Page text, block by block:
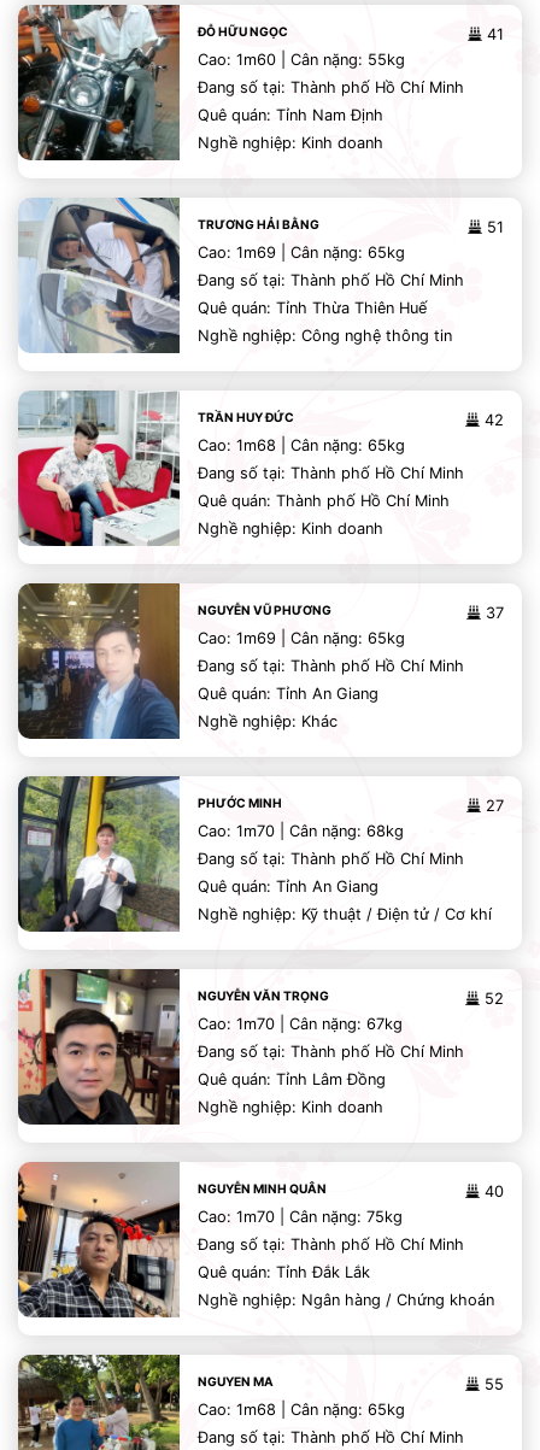
41
ĐỖ HỮU NGỌC
Cao: 1m60 | Cân nặng: 55kg
Đang số tại: Thành phố Hồ Chí Minh
Quê quán: Tỉnh Nam Định
Nghề nghiệp: Kinh doanh
51
TRƯƠNG HẢI BẰNG
Cao: 1m69 | Cân nặng: 65kg
Đang số tại: Thành phố Hồ Chí Minh
Quê quán: Tỉnh Thừa Thiên Huế
Nghề nghiệp: Công nghệ thông tin
42
TRẦN HUY ĐỨC
Cao: 1m68 | Cân nặng: 65kg
Đang số tại: Thành phố Hồ Chí Minh
Quê quán: Thành phố Hồ Chí Minh
Nghề nghiệp: Kinh doanh
37
NGUYỄN VŨ PHƯƠNG
Cao: 1m69 | Cân nặng: 65kg
Đang số tại: Thành phố Hồ Chí Minh
Quê quán: Tỉnh An Giang
Nghề nghiệp: Khác
27
PHƯỚC MINH
Cao: 1m70 | Cân nặng: 68kg
Đang số tại: Thành phố Hồ Chí Minh
Quê quán: Tỉnh An Giang
Nghề nghiệp: Kỹ thuật / Điện tử / Cơ khí
52
NGUYỄN VĂN TRỌNG
Cao: 1m70 | Cân nặng: 67kg
Đang số tại: Thành phố Hồ Chí Minh
Quê quán: Tỉnh Lâm Đồng
Nghề nghiệp: Kinh doanh
40
NGUYỄN MINH QUÂN
Cao: 1m70 | Cân nặng: 75kg
Đang số tại: Thành phố Hồ Chí Minh
Quê quán: Tỉnh Đắk Lắk
Nghề nghiệp: Ngân hàng / Chứng khoán
55
NGUYEN MA
Cao: 1m68 | Cân nặng: 65kg
Đang số tại: Thành phố Hồ Chí Minh